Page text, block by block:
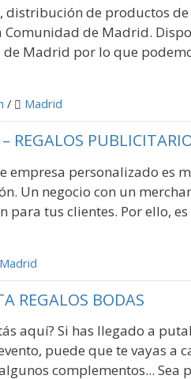
distribución de productos
Comunidad de Madrid.
Madrid por lo que
/ Madrid
REGALOS
empresa personalizado es
Un negocio con un
para tus clientes. Por ello,
Madrid
REGALOS BODAS
aquí? Si has llegado a
puede que te vayas a
complementos... Sea